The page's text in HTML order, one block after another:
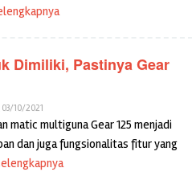
Dimiliki, Pastinya Gear
03/10/2021
matic multiguna Gear 125 menjadi
dan juga fungsionalitas fitur yang